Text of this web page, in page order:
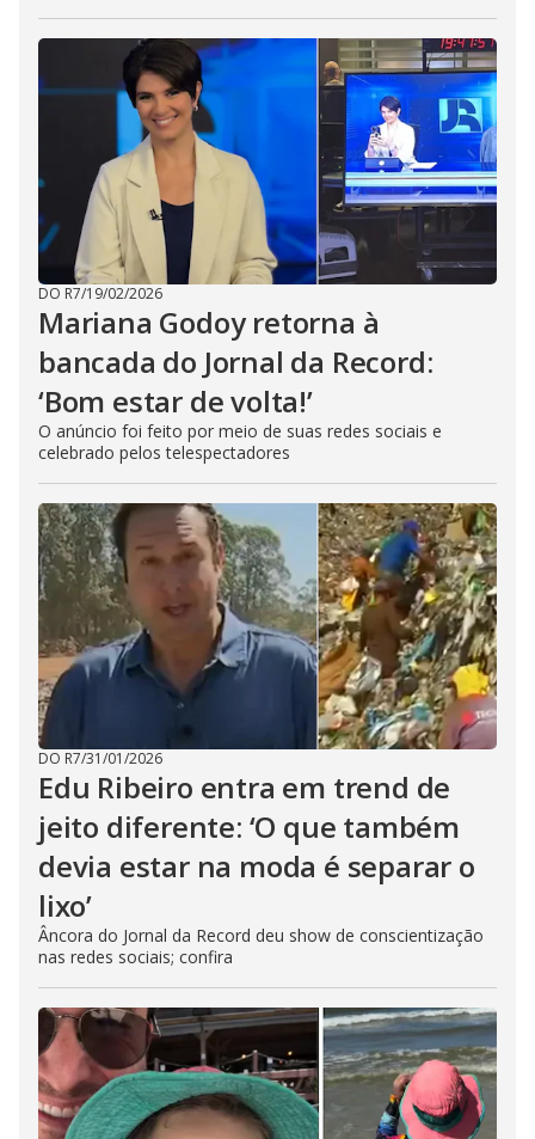
DO R7/19/02/2026
Mariana Godoy retorna à
bancada do Jornal da Record:
‘Bom estar de volta!’
O anúncio foi feito por meio de suas redes sociais e
celebrado pelos telespectadores
DO R7/31/01/2026
Edu Ribeiro entra em trend de
jeito diferente: ‘O que também
devia estar na moda é separar o
lixo’
Âncora do Jornal da Record deu show de conscientização
nas redes sociais; confira